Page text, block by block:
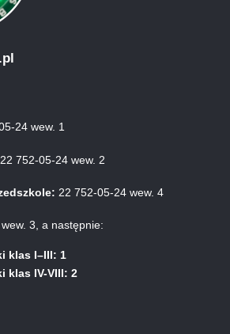
24 wew. 1
22 752-05-24 wew. 2
22 752-05-24 wew. 4
3, a następnie:
klas I–III: 1
klas IV-VIII: 2